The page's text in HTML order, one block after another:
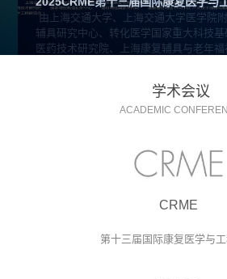
由上海交通大学、上海交通大学医学院附属
辅具研究中心、转化医学国家重大科技基础
医药技术研究院、上海康复辅具与老年福祉
制与康复技术重点实验室、数字医学临床转
主办的第十三届国际康复医学与工程大会暨
学术会议
ACADEMIC
CRME
第十三届国际康复医学与